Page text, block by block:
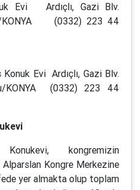
Evi Ardıçlı, Gazi Blv.
KONYA (0332) 223 44
Evi Ardıçlı, Gazi Blv.
KONYA (0332) 223 44
kongremizin
Kongre Merkezine
yer almakta olup toplam